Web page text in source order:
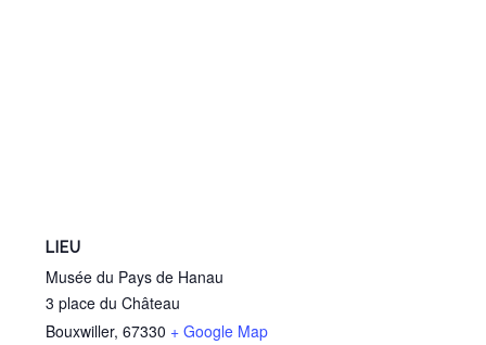
LIEU
Musée du Pays de Hanau
3 place du Château
Bouxwiller, 67330 + Google Map